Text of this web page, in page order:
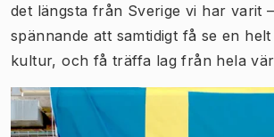
det längsta från Sverige vi har varit
spännande att samtidigt få se en
kultur, och få träffa lag från hela